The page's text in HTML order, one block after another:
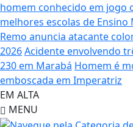
homem conhecido em jogo
melhores escolas de
Remo anuncia atacante
2026Acidente envolvendo
230 em Marabá Homem é
emboscada em Imperatriz
EM ALTA
MENU